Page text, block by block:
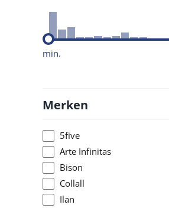
min.
Merken
5five
Arte Infinitas
Bison
Collall
Ilan